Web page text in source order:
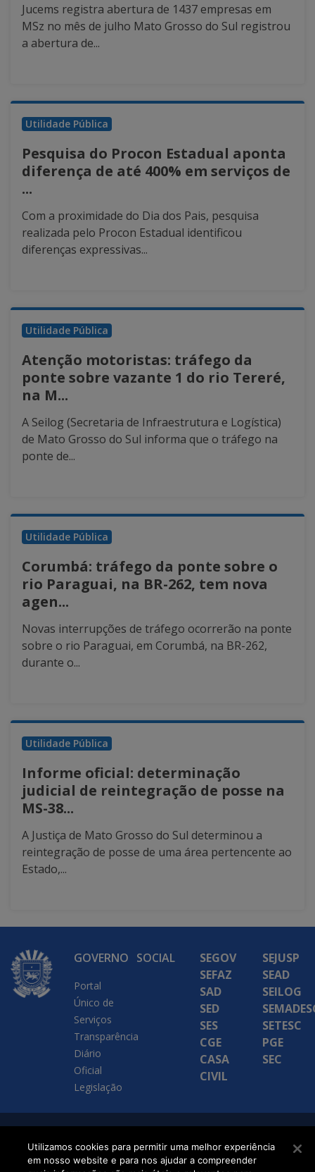
Jucems registra abertura de 1437 empresas em
MSz no mês de julho Mato Grosso do Sul registrou
a abertura de...
Utilidade Pública
Pesquisa do Procon Estadual aponta
diferença de até 400% em serviços de
...
Com a proximidade do Dia dos Pais, pesquisa
realizada pelo Procon Estadual identificou
diferenças expressivas...
Utilidade Pública
Atenção motoristas: tráfego da
ponte sobre vazante 1 do rio Tereré,
na M...
A Seilog (Secretaria de Infraestrutura e Logística)
de Mato Grosso do Sul informa que o tráfego na
ponte de...
Utilidade Pública
Corumbá: tráfego da ponte sobre o
rio Paraguai, na BR-262, tem nova
agen...
Novas interrupções de tráfego ocorrerão na ponte
sobre o rio Paraguai, em Corumbá, na BR-262,
durante o...
Utilidade Pública
Informe oficial: determinação
judicial de reintegração de posse na
MS-38...
A Justiça de Mato Grosso do Sul determinou a
reintegração de posse de uma área pertencente ao
Estado,...
GOVERNO
Portal
Único de
Serviços
Transparência
Diário
Oficial
Legislação
SOCIAL
SEGOV
SEFAZ
SAD
SED
SES
CGE
CASA
CIVIL
SEJUSP
SEAD
SEILOG
SETESC
PGE
SEC
SETDIG | Secretaria-
Executiva de
Utilizamos cookies para permitir uma melhor experiência
em nosso website e para nos ajudar a compreender